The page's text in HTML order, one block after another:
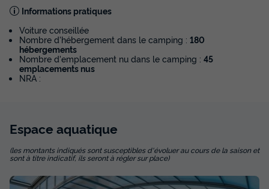
Prix de comparaison
Voir les disponibilités
Informations pratiques
Voiture conseillée
Nombre d'hébergement dans le camping : 180
hébergements
Nombre d'emplacement nu dans le camping : 45
emplacements nus
NRA :
Espace aquatique
(les montants indiqués sont susceptibles d'évoluer au cours de la saison et
sont à titre indicatif, ils seront à régler sur place)